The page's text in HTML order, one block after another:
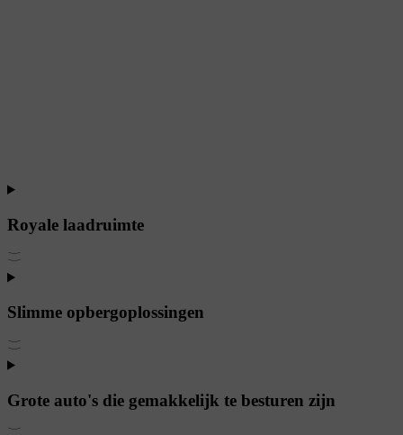
Royale laadruimte
Slimme opbergoplossingen
Grote auto's die gemakkelijk te besturen zijn